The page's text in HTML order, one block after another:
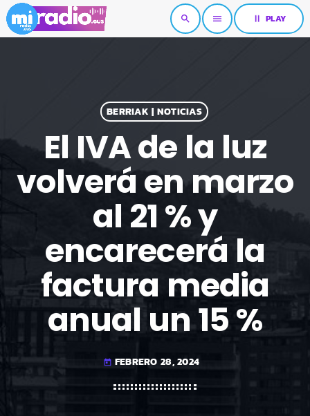
search menu pause PLAY
BERRIAK | NOTICIAS
El IVA de la luz
volverá en marzo
al 21 % y
encarecerá la
factura media
anual un 15 %
today FEBRERO 28, 2024